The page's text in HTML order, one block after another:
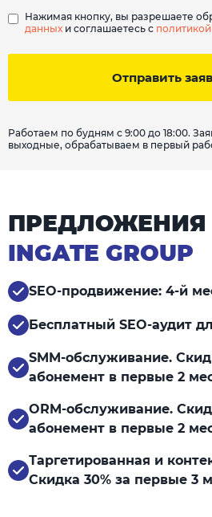
Отправить
Нажимая кнопку, вы разрешаете
данных и соглашаетесь с
Работаем по будням с 9:00 до 18:00.
выходные, обрабатываем в первый
ПРЕДЛОЖЕНИЯ
INGATE GROUP
SEO-продвижение: 4-й
Бесплатный SEO-аудит
SMM-обслуживание.
абонемент в первые 2
ORM-обслуживание.
абонемент в первые 2
Таргетированная и
Скидка 30% за первые 3